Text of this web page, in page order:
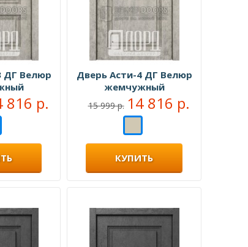
ДГ Велюр
816 р.
Дверь Асти-4 ДГ Велюр
жемчужный
15 999 р. 14 816 р.
КУПИТЬ